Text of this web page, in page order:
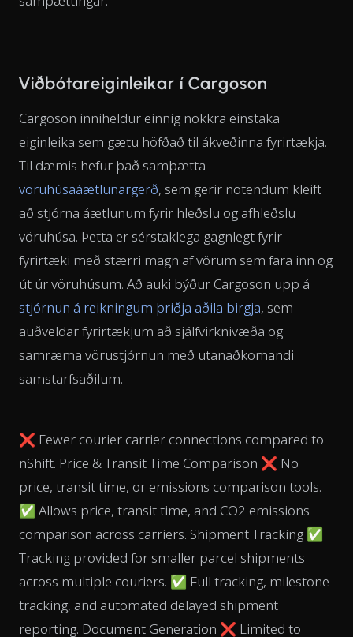
Viðbótareiginleikar í Cargoson
Cargoson inniheldur einnig nokkra einstaka
eiginleika sem gætu höfðað til ákveðinna fyrirtækja.
Til dæmis hefur það samþætta
vöruhúsaáætlunargerð, sem gerir notendum kleift
að stjórna áætlunum fyrir hleðslu og afhleðslu
vöruhúsa. Þetta er sérstaklega gagnlegt fyrir
fyrirtæki með stærri magn af vörum sem fara inn og
út úr vöruhúsum. Að auki býður Cargoson upp á
stjórnun á reikningum þriðja aðila birgja, sem
auðveldar fyrirtækjum að sjálfvirknivæða og
samræma vörustjórnun með utanaðkomandi
samstarfsaðilum.
❌ Fewer courier carrier connections compared to
nShift. Price & Transit Time Comparison ❌ No
price, transit time, or emissions comparison tools.
✅ Allows price, transit time, and CO2 emissions
comparison across carriers. Shipment Tracking ✅
Tracking provided for smaller parcel shipments
across multiple couriers. ✅ Full tracking, milestone
tracking, and automated delayed shipment
reporting. Document Generation ❌ Limited to